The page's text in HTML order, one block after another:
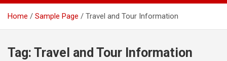
Home Sample Page Travel and Tour Information
Tag: Travel and Tour Information